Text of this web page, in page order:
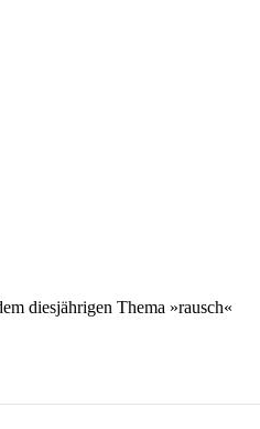
diesjährigen Thema »rausch«